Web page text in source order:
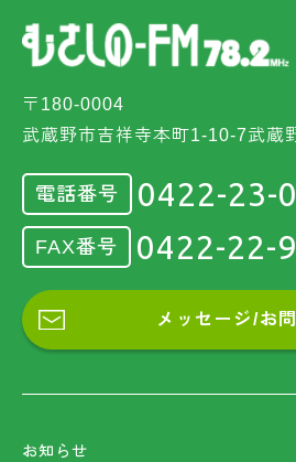
〒180-0004
武蔵野市吉祥寺本町1-10-7武蔵
電話番号 0422-23-
FAX番号 0422-22-
メッセージ/お
お知らせ